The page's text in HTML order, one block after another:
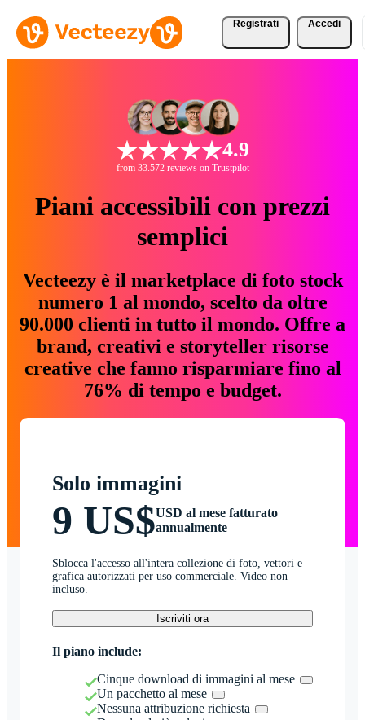
Registrati Accedi
4.9
from 33.572 reviews on Trustpilot
Piani accessibili con prezzi
semplici
Vecteezy è il marketplace di foto stock
numero 1 al mondo, scelto da oltre
90.000 clienti in tutto il mondo. Offre a
brand, creativi e storyteller risorse
creative che fanno risparmiare fino al
76% di tempo e budget.
Solo immagini
9 US$USD al mese fatturato
annualmente
Sblocca l'accesso all'intera collezione di foto, vettori e
grafica autorizzati per uso commerciale. Video non
incluso.
Iscriviti ora
Il piano include:
Cinque download di immagini al mese
Un pacchetto al mese
Nessuna attribuzione richiesta